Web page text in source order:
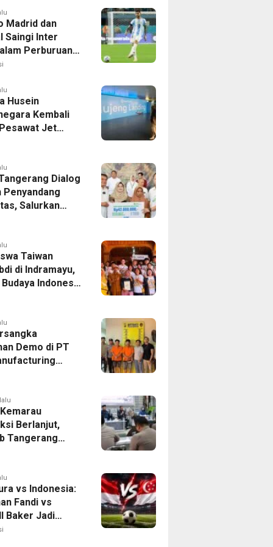
Madrid dan
Saingi Inter
Perburuan
Husein
Kembali
Jet
Agustus 2026,
Denpasar
Dialog
Penyandang
Salurkan
dan Tampung
Taiwan
di Indramayu,
Indonesia
Pekerja
Demo di PT
Ditahan, Polda
Pengelolaan
Berlanjut,
Tangerang
Langkah
vs Indonesia:
Fandi vs
Baker Jadi
di Piala AFF